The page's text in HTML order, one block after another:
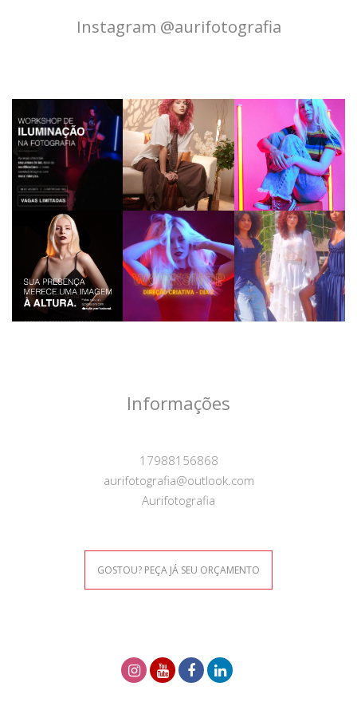
Instagram @aurifotografia
Informações
17988156868
aurifotografia@outlook.com
Aurifotografia
GOSTOU? PEÇA JÁ SEU ORÇAMENTO